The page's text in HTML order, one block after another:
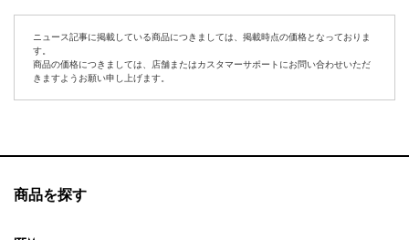
ニュース記事に掲載している商品につきましては、掲載時点の価格となっておりま
す。
商品の価格につきましては、店舗またはカスタマーサポートにお問い合わせいただ
きますようお願い申し上げます。
商品を探す